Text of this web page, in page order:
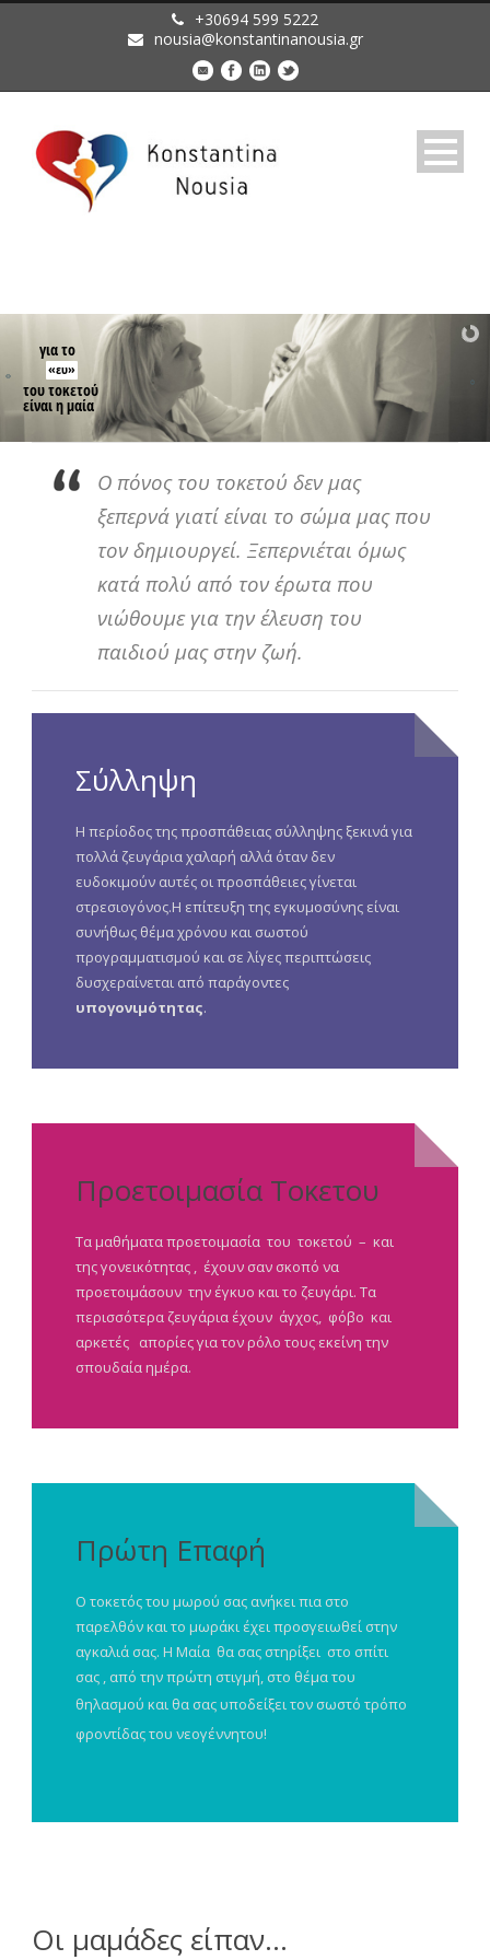
+30694 599 5222
nousia@konstantinanousia.gr
για το
«ευ»
του τοκετού
είναι η μαία
Ο πόνος του τοκετού δεν μας
ξεπερνά γιατί είναι το σώμα μας που
τον δημιουργεί. Ξεπερνιέται όμως
κατά πολύ από τον έρωτα που
νιώθουμε για την έλευση του
παιδιού μας στην ζωή.
Σύλληψη
Η περίοδος της προσπάθειας σύλληψης ξεκινά για
πολλά ζευγάρια χαλαρή αλλά όταν δεν
ευδοκιμούν αυτές οι προσπάθειες γίνεται
στρεσιογόνος.Η επίτευξη της εγκυμοσύνης είναι
συνήθως θέμα χρόνου και σωστού
προγραμματισμού και σε λίγες περιπτώσεις
δυσχεραίνεται από παράγοντες
υπογονιμότητας.
Προετοιμασία Τοκετου
Τα μαθήματα προετοιμασία του τοκετού – και
της γονεικότητας , έχουν σαν σκοπό να
προετοιμάσουν την έγκυο και το ζευγάρι. Τα
περισσότερα ζευγάρια έχουν άγχος, φόβο και
αρκετές απορίες για τον ρόλο τους εκείνη την
σπουδαία ημέρα.
Πρώτη Επαφή
Ο τοκετός του μωρού σας ανήκει πια στο
παρελθόν και το μωράκι έχει προσγειωθεί στην
αγκαλιά σας. Η Μαία θα σας στηρίξει στο σπίτι
σας , από την πρώτη στιγμή, στο θέμα του
θηλασμού καιθα σας υποδείξει τον σωστό τρόπο
φροντίδας του νεογέννητου!
Οι μαμάδες είπαν…